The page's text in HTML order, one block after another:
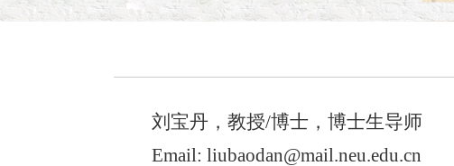
刘宝丹，教授/博士，博士生导师
Email: liubaodan@mail.neu.edu.cn